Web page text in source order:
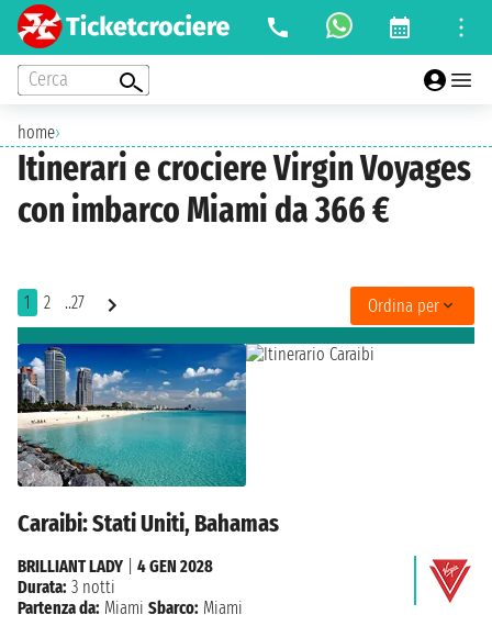
Cerca
home›
Itinerari e crociere Virgin Voyages
con imbarco Miami da 366 €
1 2 ..27 Ordina per
Caraibi: Stati Uniti, Bahamas
BRILLIANT LADY
4 GEN 2028
Durata: 3 notti
Partenza da: Miami Sbarco: Miami